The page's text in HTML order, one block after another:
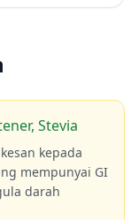
Stevia
kepada
mempunyai GI
darah